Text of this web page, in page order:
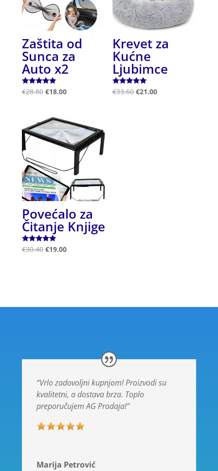
Zaštita od
Sunca za
Auto x2
Ocjenjeno
5.00
€28.80 €18.00
Krevet za
Kućne
Ljubimce
Ocjenjeno
5.00
€33.60 €21.00
Povećalo za
Čitanje Knjige
Ocjenjeno
€30.40 €19.00
“Vrlo zadovoljni kupnjom! Proizvodi su
kvalitetni, a dostava brza. Toplo
preporučujem AG Prodaja!”
Marija Petrović